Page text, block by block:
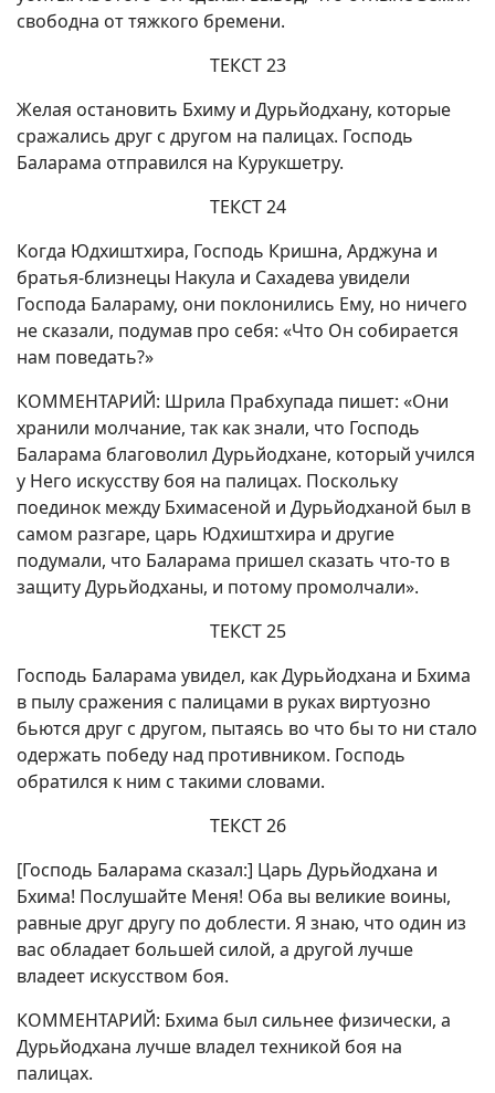
свободна от тяжкого бремени.
ТЕКСТ 23
Желая остановить Бхиму и Дурьйодхану, которые
сражались друг с другом на палицах. Господь
Баларама отправился на Курукшетру.
ТЕКСТ 24
Когда Юдхиштхира, Господь Кришна, Арджуна и
братья-близнецы Накула и Сахадева увидели
Господа Балараму, они поклонились Ему, но ничего
не сказали, подумав про себя: «Что Он собирается
нам поведать?»
КОММЕНТАРИЙ: Шрила Прабхупада пишет: «Они
хранили молчание, так как знали, что Господь
Баларама благоволил Дурьйодхане, который учился
у Него искусству боя на палицах. Поскольку
поединок между Бхимасеной и Дурьйодханой был в
самом разгаре, царь Юдхиштхира и другие
подумали, что Баларама пришел сказать что-то в
защиту Дурьйодханы, и потому промолчали».
ТЕКСТ 25
Господь Баларама увидел, как Дурьйодхана и Бхима
в пылу сражения с палицами в руках виртуозно
бьются друг с другом, пытаясь во что бы то ни стало
одержать победу над противником. Господь
обратился к ним с такими словами.
ТЕКСТ 26
[Господь Баларама сказал:] Царь Дурьйодхана и
Бхима! Послушайте Меня! Оба вы великие воины,
равные друг другу по доблести. Я знаю, что один из
вас обладает большей силой, а другой лучше
владеет искусством боя.
КОММЕНТАРИЙ: Бхима был сильнее физически, а
Дурьйодхана лучше владел техникой боя на
палицах.